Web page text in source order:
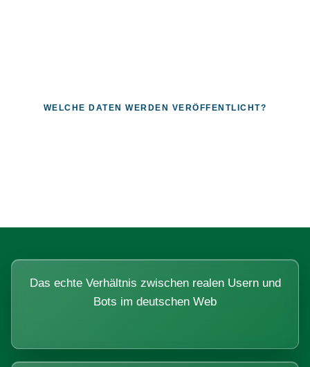
WELCHE DATEN WERDEN VERÖFFENTLICHT?
Das echte Verhältnis zwischen realen Usern und
Bots im deutschen Web